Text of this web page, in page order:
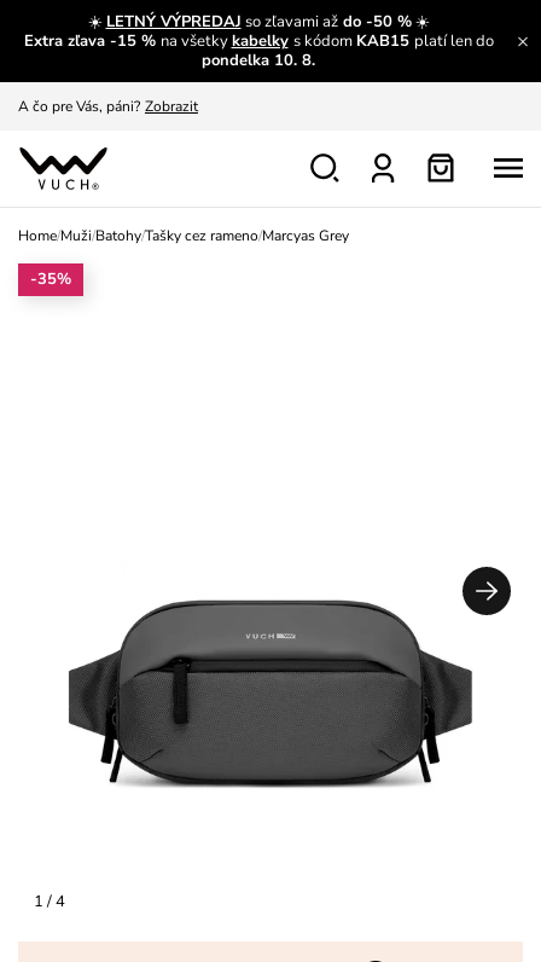
☀️ LETNÝ VÝPREDAJ so zľavami aždo -50 %☀️
Extra zľava -15 % na všetkykabelky s kódom KAB15 platí len do
pondelka 10. 8.
Prečítať viac
A čo pre Vás, páni? Zobrazit
S čím chybu neurobíš?
Nech sa inšpirovať Zobraziť
Home/Muži/Batohy/Tašky cez rameno/Marcyas Grey
1/ 4
-35%